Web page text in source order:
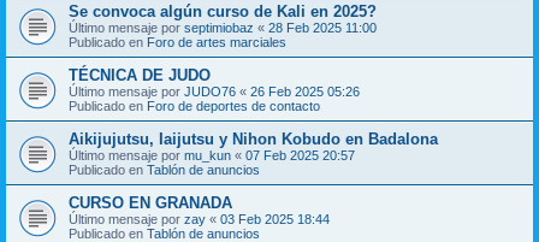
Se convoca algún curso de Kali en 2025?
Último mensaje por septimiobaz « 28 Feb 2025 11:00
Publicado en Foro de artes marciales
TÉCNICA DE JUDO
Último mensaje por JUDO76 « 26 Feb 2025 05:26
Publicado en Foro de deportes de contacto
Aikijujutsu, Iaijutsu y Nihon Kobudo en Badalona
Último mensaje por mu_kun « 07 Feb 2025 20:57
Publicado en Tablón de anuncios
CURSO EN GRANADA
Último mensaje por zay « 03 Feb 2025 18:44
Publicado en Tablón de anuncios